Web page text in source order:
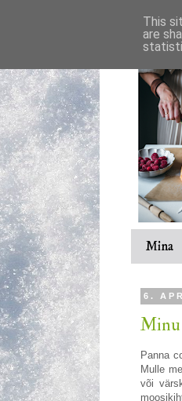
Mina
6.
Minu
Panna
Mulle
või
This
are